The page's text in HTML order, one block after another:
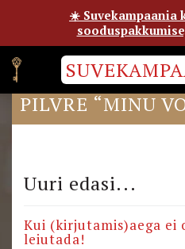
MERETUULE
PILVRE “MINU
Uuri edasi...
Kui (kirjutamis)aega ei
leiutada!
☀️ Suvekampaania